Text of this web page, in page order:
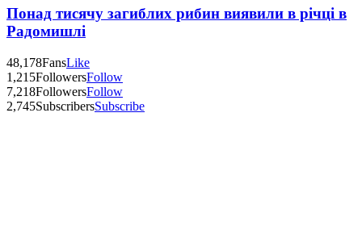
Понад тисячу загиблих рибин виявили в річці в
Радомишлі
48,178FansLike
1,215FollowersFollow
7,218FollowersFollow
2,745SubscribersSubscribe